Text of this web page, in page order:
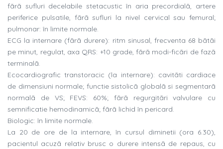
fãrã sufluri decelabile stetacustic în aria precordialã, artere
periferice pulsatile, fãrã sufluri la nivel cervical sau femural;
pulmonar: în limite normale.
ECG la internare (fãrã durere): ritm sinusal, frecventa 68 bãtãi
pe minut, regulat, axa QRS: +10 grade, fãrã modi-ficãri de fazã
terminalã.
Ecocardiografic transtoracic (la internare): cavitãti cardiace
de dimensiuni normale; functie sistolicã globalã si segmentarã
normalã de VS; FEVS: 60%; fãrã regurgitãri valvulare cu
semnificatie hemodinamicã; fãrã lichid în pericard.
Biologic: în limite normale.
La 20 de ore de la internare, în cursul diminetii (ora 6.30),
pacientul acuzã relativ brusc o durere intensã de repaus, cu